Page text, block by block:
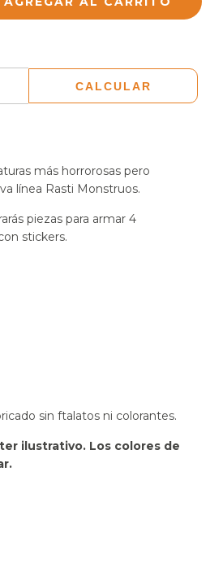
CALCULAR
más horrorosas pero
línea Rasti Monstruos.
piezas para armar 4
stickers.
sin ftalatos ni colorantes.
ilustrativo. Los colores de